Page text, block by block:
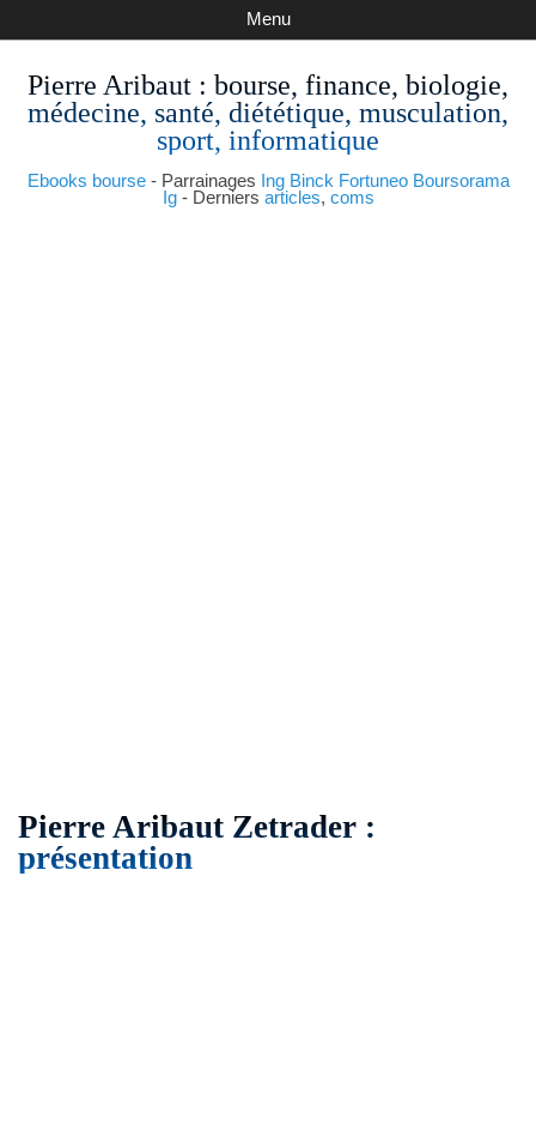
Pierre Aribaut : bourse, finance, biologie,
médecine, santé, diététique, musculation,
sport, informatique
Ebooks bourse- Parrainages Ing Binck Fortuneo Boursorama
Ig- Derniers articles, coms
Menu
Pierre Aribaut Zetrader :
présentation